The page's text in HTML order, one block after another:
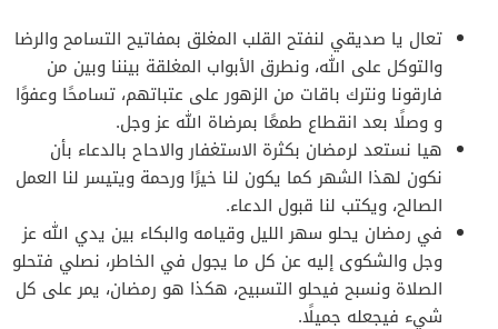
تعال يا صديقي لنفتح القلب المغلق بمفاتيح التسامح والرضا
والتوكل على الله، ونطرق الأبواب المغلقة بيننا وبين من
فارقونا ونترك باقات من الزهور على عتباتهم، تسامحًا وعفوًا
و وصلًا بعد انقطاع طمعًا بمرضاة الله عز وجل.
هيا نستعد لرمضان بكثرة الاستغفار والاحاح بالدعاء بأن
نكون لهذا الشهر كما يكون لنا خيرًا ورحمة ويتيسر لنا العمل
الصالح، ويكتب لنا قبول الدعاء.
في رمضان يحلو سهر الليل وقيامه والبكاء بين يدي الله عز
وجل والشكوى إليه عن كل ما يجول في الخاطر، نصلي فتحلو
الصلاة ونسبح فيحلو التسبيح، هكذا هو رمضان، يمر على كل
شيء فيجعله جميلًا.